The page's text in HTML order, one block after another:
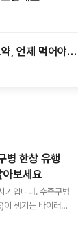
, 언제 먹어야되
병 한창 유행
아보세요
기입니다. 수족구병
이 생기는 바이러스
생활을 하는 아이